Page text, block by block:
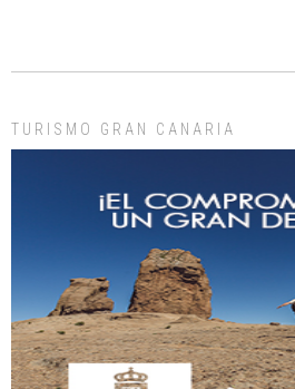
días, ella incluida...
Gato manso encontrado
Este gato macho ha aparecido en la calle hace
manso y extremadamente cari...
Leales.org » Gran Canaria | 9.7.2025
TURISMO GRAN CANARIA